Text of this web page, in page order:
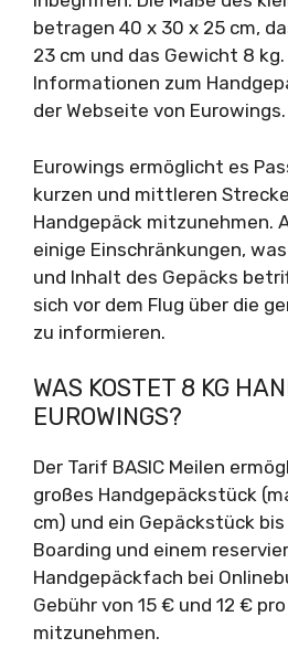
betragen 40 x 30 x 25 cm,
23 cm und das Gewicht 8
Informationen zum
der Webseite von Eurowings.
Eurowings ermöglicht es
kurzen und mittleren
Handgepäck mitzunehmen.
einige Einschränkungen,
und Inhalt des Gepäcks
sich vor dem Flug über die
zu informieren.
WAS KOSTET 8 KG
EUROWINGS?
Der Tarif BASIC Meilen
großes Handgepäckstück
cm) und ein Gepäckstück
Boarding und einem
Handgepäckfach bei
Gebühr von 15 € und 12 €
mitzunehmen.